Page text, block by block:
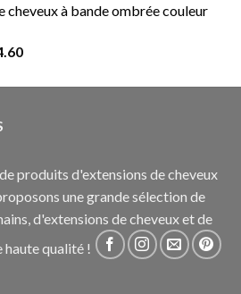
cheveux à bande ombrée couleur
produits d'extensions de cheveux
une grande sélection de
d'extensions de cheveux et de
haute qualité !